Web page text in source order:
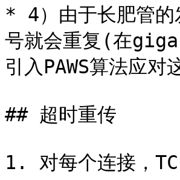
* 4）由于长肥管的
号就会重复(在
引入PAWS算法应对
## 超时重传
1. 对每个连接，